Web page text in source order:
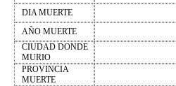
DIA MUERTE
AÑO MUERTE
CIUDAD DONDE
MURIO
PROVINCIA
MUERTE